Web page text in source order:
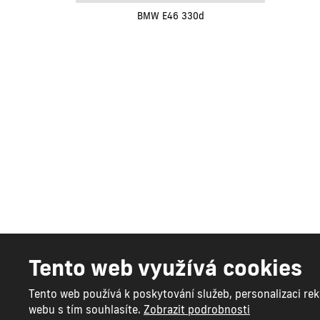
BMW E46 330d
© 2026 Renovak Kostelec nad Orlicí s.r.o. - všechna
eBRÁNA s.r.o.
Mapa stránek |Podmínky použití |Bezpečnost a
Tento web využívá cookies
Tento web používá k poskytování služeb, personalizaci
webu s tím souhlasíte. Zobrazit podrobnosti